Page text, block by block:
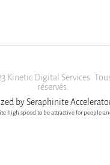
Kinetic Digital Services.
réservés.
by Seraphinite
high speed to be attractive for people